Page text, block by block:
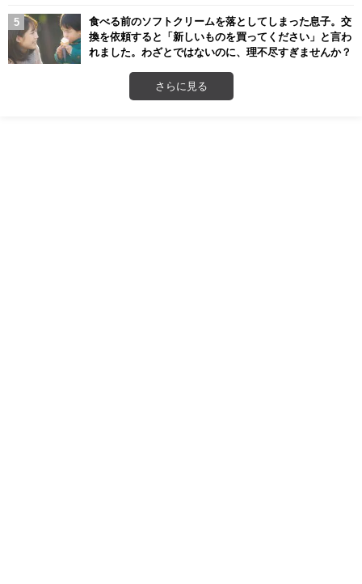
食べる前のソフトクリームを落としてしまった息子。交
換を依頼すると「新しいものを買ってください」と言わ
れました。わざとではないのに、理不尽すぎませんか？
さらに見る